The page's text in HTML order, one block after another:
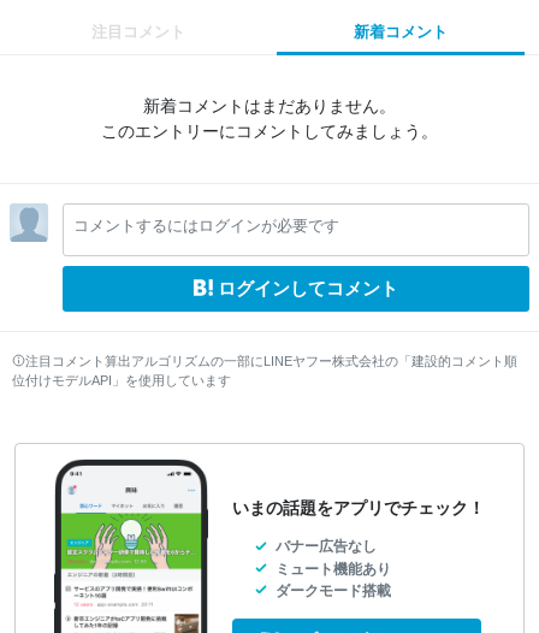
注目コメント 新着コメント
新着コメントはまだありません。
このエントリーにコメントしてみましょう。
コメントするにはログインが必要です
ログインしてコメント
注目コメント算出アルゴリズムの一部にLINEヤフー株式会社の「建設的コメント順
位付けモデルAPI」を使用しています
いまの話題をアプリでチェック！
バナー広告なし
ミュート機能あり
ダークモード搭載